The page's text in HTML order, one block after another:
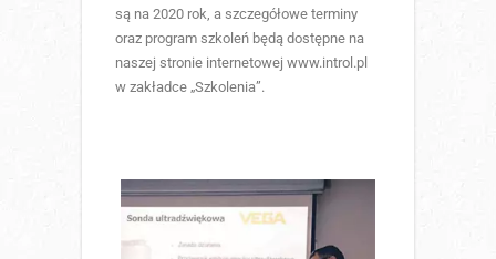
są na 2020 rok, a szczegółowe terminy
oraz program szkoleń będą dostępne na
naszej stronie internetowej www.introl.pl
w zakładce „Szkolenia”.